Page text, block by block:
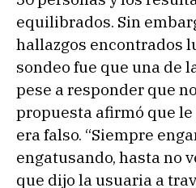
equilibrados. Sin
hallazgos encontrados
sondeo fue que una de
pese a responder que
propuesta afirmó que
era falso. “Siempre
engatusando, hasta no
que dijo la usuaria a